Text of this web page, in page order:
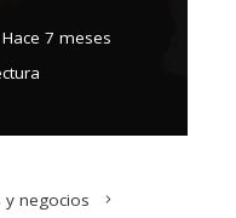
Hace 7 meses
y negocios